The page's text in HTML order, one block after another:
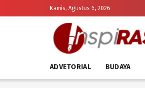
Kamis, Agustus 6, 2026
ADVETORIAL BUDAYA